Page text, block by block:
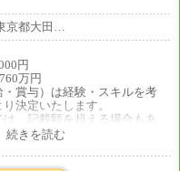
京都大田…
円
万円
賞与）は経験・スキルを考
決定いたします。
、記載額を超える場合もあ
きを読む